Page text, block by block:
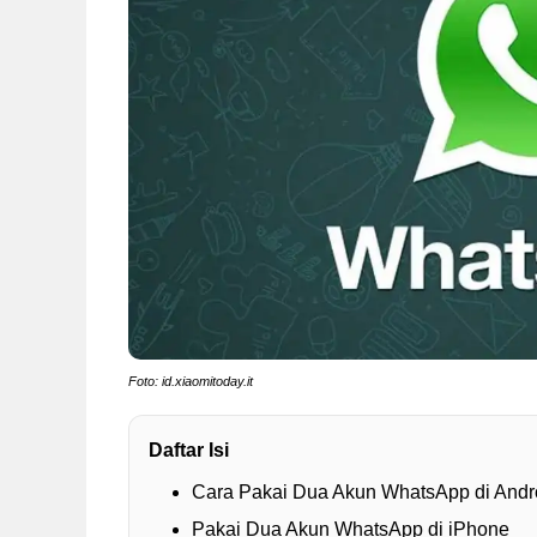
Foto: id.xiaomitoday.it
Daftar Isi
Cara Pakai Dua Akun WhatsApp di
Pakai Dua Akun WhatsApp di iPhone